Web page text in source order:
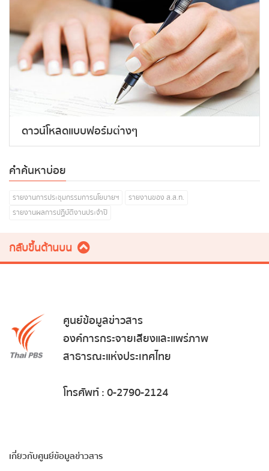
ดาวน์โหลดแบบฟอร์มต่างๆ
คำค้นหาบ่อย
รายงานการประชุมกรรมการนโยบายฯ
รายงานของ ส.ส.ท.
รายงานผลการปฏิบัติงานประจำปี
กลับขึ้นด้านบน
ศูนย์ข้อมูลข่าวสาร
องค์การกระจายเสียงและแพร่ภาพ
สาธารณะแห่งประเทศไทย
โทรศัพท์ : 0-2790-2124
เกี่ยวกับศูนย์ข้อมูลข่าวสาร